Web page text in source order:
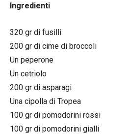
Ingredienti
320 gr di fusilli
200 gr di cime di broccoli
Un peperone
Un cetriolo
200 gr di asparagi
Una cipolla di Tropea
100 gr di pomodorini rossi
100 gr di pomodorini gialli